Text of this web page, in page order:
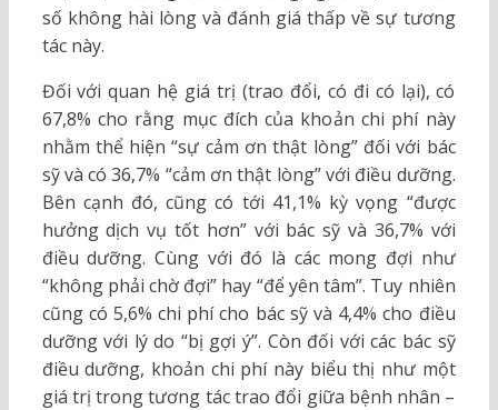
số không hài lòng và đánh giá thấp về sự tương
tác này.
Đối với quan hệ giá trị (trao đổi, có đi có lại), có
67,8% cho rằng mục đích của khoản chi phí này
nhằm thể hiện “sự cảm ơn thật lòng” đối với bác
sỹ và có 36,7% “cảm ơn thật lòng” với điều dưỡng.
Bên cạnh đó, cũng có tới 41,1% kỳ vọng “được
hưởng dịch vụ tốt hơn” với bác sỹ và 36,7% với
điều dưỡng. Cùng với đó là các mong đợi như
“không phải chờ đợi” hay “để yên tâm”. Tuy nhiên
cũng có 5,6% chi phí cho bác sỹ và 4,4% cho điều
dưỡng với lý do “bị gợi ý”. Còn đối với các bác sỹ
điều dưỡng, khoản chi phí này biểu thị như một
giá trị trong tương tác trao đổi giữa bệnh nhân –